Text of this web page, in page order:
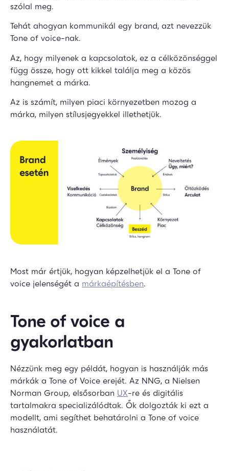
szólal meg.
Tehát ahogyan kommunikál egy brand, azt nevezzük
Tone of voice-nak.
Az, hogy milyenek a kapcsolatok, ez a célközönséggel
függ össze, hogy ott kikkel találja meg a közös
hangnemet a márka.
Az is számít, milyen piaci környezetben mozog a
márka, milyen stílusjegyekkel illethetjük.
Most már értjük, hogyan képzelhetjük el a Tone of
voice jelenségét a márkaépítésben.
Tone of voice a
gyakorlatban
Nézzünk meg egy példát, hogyan is használják más
márkák a Tone of Voice erejét. Az NNG, a Nielsen
Norman Group, elsősorban UX-re és digitális
tartalmakra specializálódtak. Ők dolgozták ki ezt a
modellt, ami segíthet behatárolni a Tone of voice
használatát.